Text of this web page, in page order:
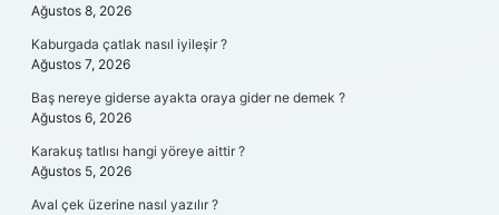
Ağustos 8, 2026
Kaburgada çatlak nasıl iyileşir ?
Ağustos 7, 2026
Baş nereye giderse ayakta oraya gider ne demek ?
Ağustos 6, 2026
Karakuş tatlısı hangi yöreye aittir ?
Ağustos 5, 2026
Aval çek üzerine nasıl yazılır ?